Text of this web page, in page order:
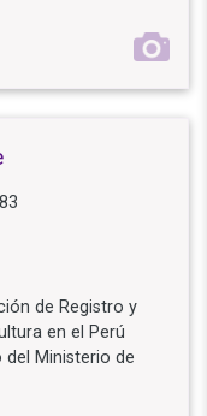
de Registro y
en el Perú
Ministerio de